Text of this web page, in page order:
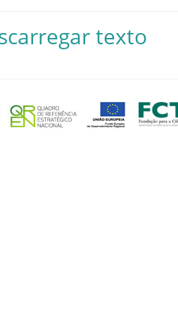
texto